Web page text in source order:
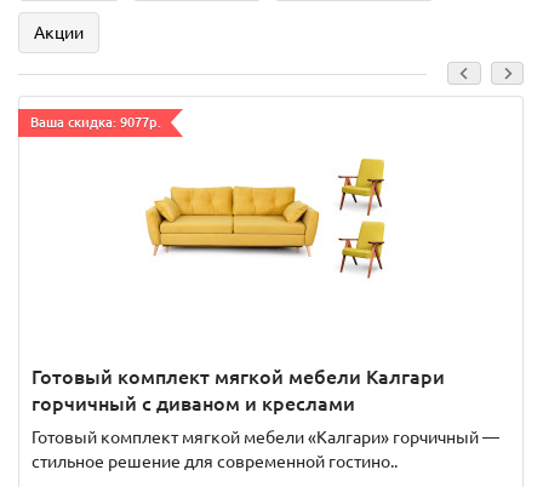
Акции
Ваша скидка: 9077р.
Готовый комплект мягкой мебели Калгари
горчичный с диваном и креслами
Готовый комплект мягкой мебели «Калгари» горчичный —
стильное решение для современной гостино..